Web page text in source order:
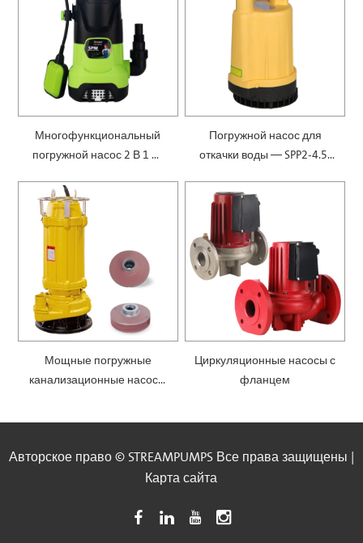
Многофункциональный
погружной насос 2 В 1 —
Погружной насос для
откачки воды — SPP2-4.5-
Мощные погружные
канализационные насосы
Циркуляционные насосы с
фланцем
Авторское право © STREAMPUMPS Все права защищены |
Карта сайта